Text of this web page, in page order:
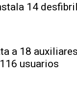
14
a 18
usuarios